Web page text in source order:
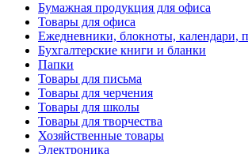
Бумажная продукция для офиса
Товары для офиса
Ежедневники, блокноты, календари,
Бухгалтерские книги и бланки
Папки
Товары для письма
Товары для черчения
Товары для школы
Товары для творчества
Хозяйственные товары
Электроника